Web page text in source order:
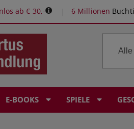
ab € 30,- 6 Millionen
E-BOOKS SPIELE